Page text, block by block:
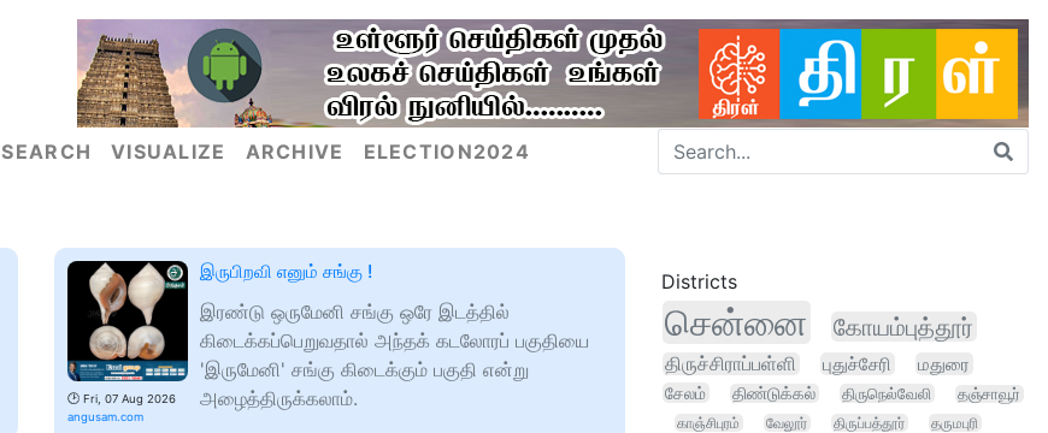
SEARCH VISUALIZE ARCHIVE ELECTION2024
🕑 Fri, 07 Aug 2026
angusam.com
இருபிறவி எனும் சங்கு !
இரண்டு ஒருமேனி சங்கு ஒரே இடத்தில்
கிடைக்கப்பெறுவதால் அந்தக் கடலோரப் பகுதியை
'இருமேனி' சங்கு கிடைக்கும் பகுதி என்று
அழைத்திருக்கலாம்.
Districts
சென்னை கோயம்புத்தூர்
திருச்சிராப்பள்ளி புதுச்சேரி மதுரை
சேலம் திண்டுக்கல் திருநெல்வேலி
தஞ்சாவூர்
காஞ்சிபுரம்
வேலூர் திருப்பத்தூர்
தருமபுரி